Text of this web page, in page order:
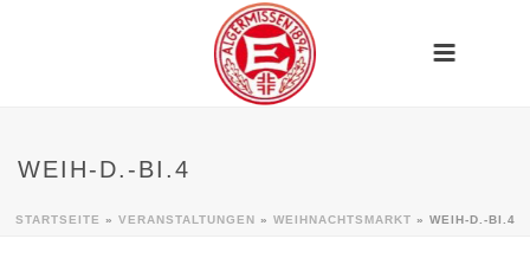
WEIH-D.-BI.4
STARTSEITE » VERANSTALTUNGEN » WEIHNACHTSMARKT » WEIH-D.-BI.4